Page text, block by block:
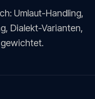
Umlaut-Handling,
Dialekt-Varianten,
gewichtet.